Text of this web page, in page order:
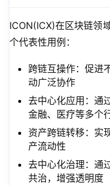
ICON(ICX)在区块链领
个代表性用例：
跨链互操作：促进
动广泛协作
去中心化应用：通
金融、医疗等多个
资产跨链转移：实
产流动性
去中心化治理：通
共治，增强透明度